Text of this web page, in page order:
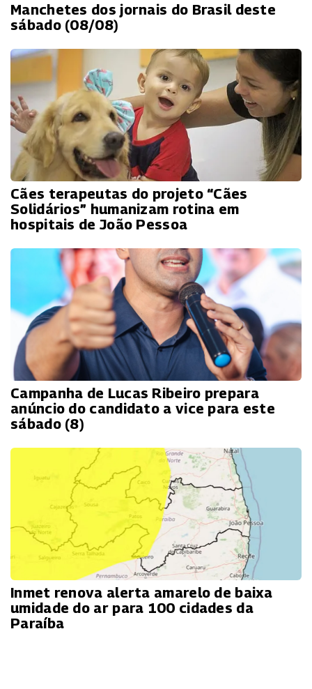
Manchetes dos jornais do Brasil deste
sábado (08/08)
Cães terapeutas do projeto “Cães
Solidários” humanizam rotina em
hospitais de João Pessoa
Campanha de Lucas Ribeiro prepara
anúncio do candidato a vice para este
sábado (8)
Inmet renova alerta amarelo de baixa
umidade do ar para 100 cidades da
Paraíba